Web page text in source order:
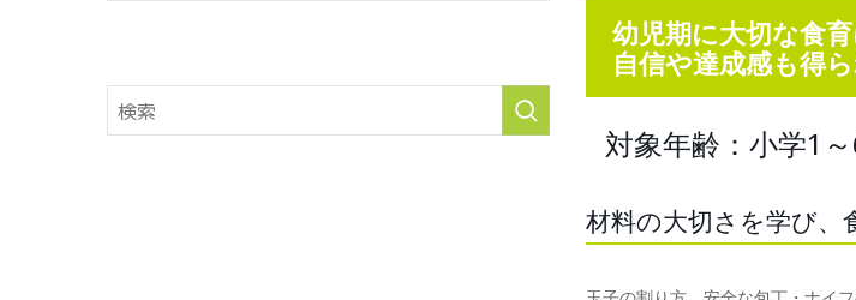
幼児期に大切な食育
自信や達成感も得
対象年齢：小学1
材料の大切さを学び、